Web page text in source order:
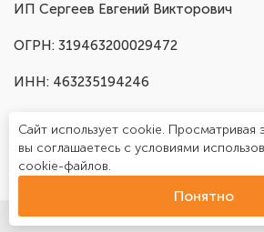
ИП Сергеев Евгений Викторович
ОГРН: 319463200029472
ИНН: 463235194246
© Доставка шаров в Москве
Сайт использует cookie. Просматривая
вы соглашаетесь с условиями
cookie-файлов.
Понятно